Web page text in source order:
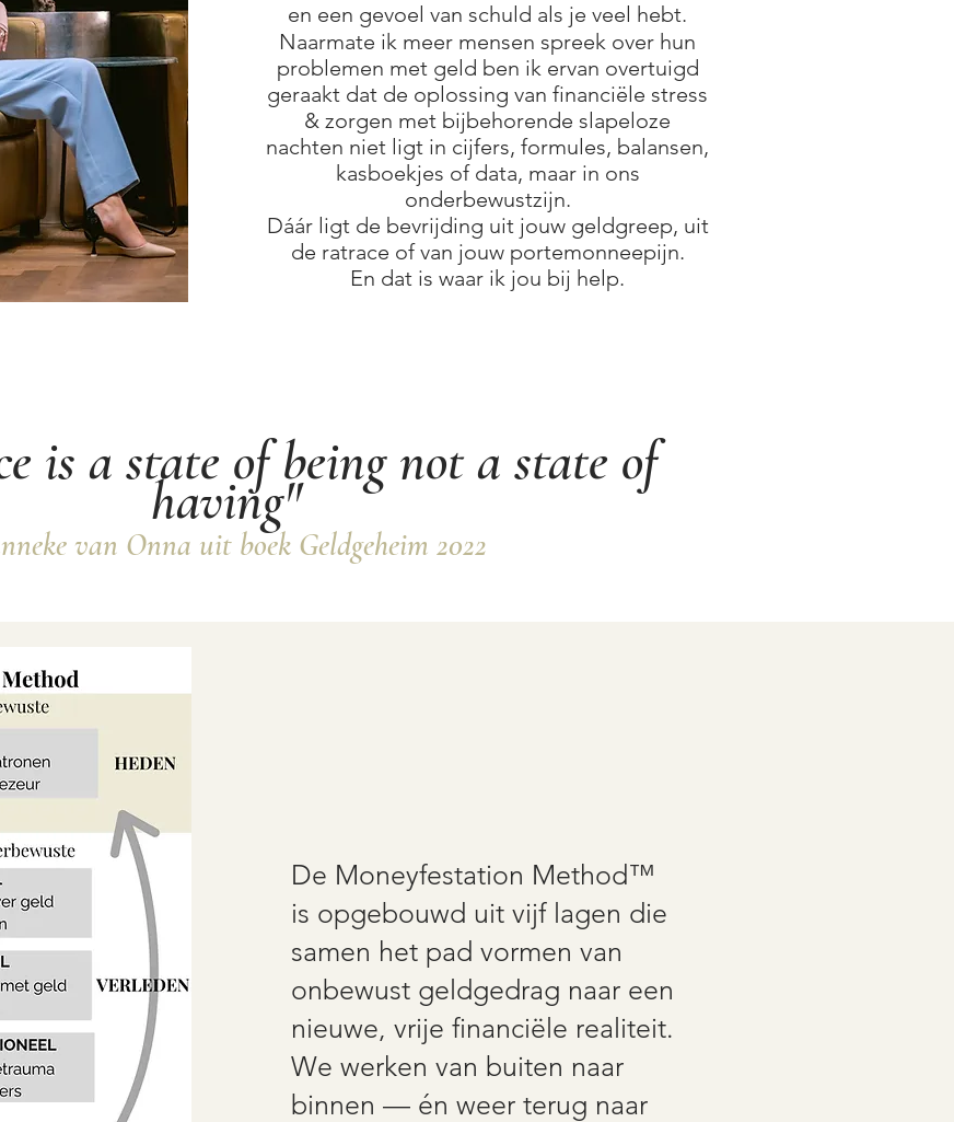
en een gevoel van schuld als je veel hebt.
Naarmate ik meer mensen spreek over hun
problemen met geld ben ik ervan overtuigd
geraakt dat de oplossing van financiële stress
& zorgen met bijbehorende slapeloze
nachten niet ligt in cijfers, formules, balansen,
kasboekjes of data, maar in ons
onderbewustzijn.
Dáár ligt de bevrijding uit jouw geldgreep, uit
de ratrace of van jouw portemonneepijn.
En dat is waar ik jou bij help.
is a state of being not a state of
having"
van Onna uit boek Geldgeheim 2022
De Moneyfestation Method™
is opgebouwd uit vijf lagen die
samen het pad vormen van
onbewust geldgedrag naar een
nieuwe, vrije financiële realiteit.
We werken van buiten naar
binnen — én weer terug naar